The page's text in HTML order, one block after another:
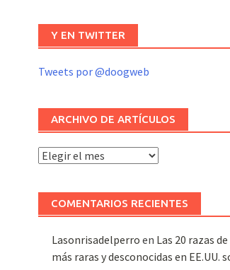
Y EN TWITTER
Tweets por @doogweb
ARCHIVO DE ARTÍCULOS
Archivo
artículos
COMENTARIOS RECIENTES
Lasonrisadelperro en Las 20 razas
más raras y desconocidas en EE.UU.